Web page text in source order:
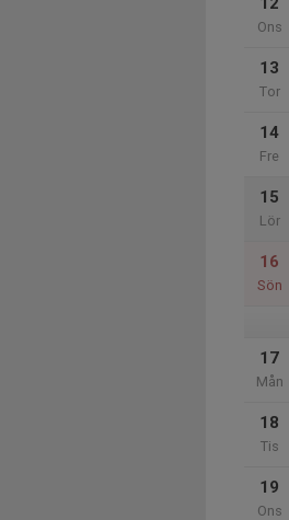
Ons
13
Tor
14
Fre
15
Lör
16
Sön
17
Mån
18
Tis
19
Ons